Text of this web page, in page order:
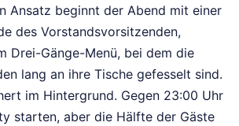
Ansatz beginnt der Abend mit einer
des Vorstandsvorsitzenden,
Drei-Gänge-Menü, bei dem die
lang an ihre Tische gefesselt sind.
im Hintergrund. Gegen 23:00 Uhr
starten, aber die Hälfte der Gäste